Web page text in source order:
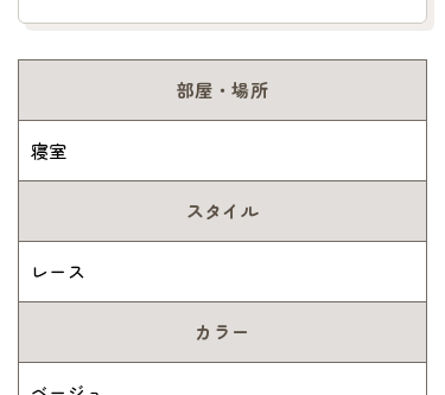
部屋・場所
寝室
スタイル
レース
カラー